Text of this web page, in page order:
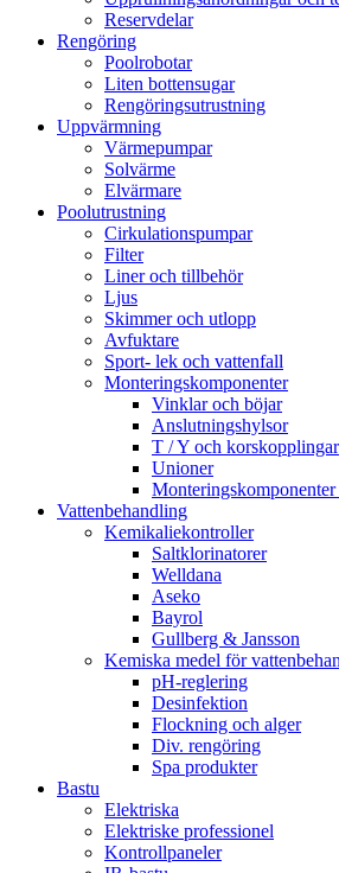
Reservdelar
Rengöring
Poolrobotar
Liten bottensugar
Rengöringsutrustning
Uppvärmning
Värmepumpar
Solvärme
Elvärmare
Poolutrustning
Cirkulationspumpar
Filter
Liner och tillbehör
Ljus
Skimmer och utlopp
Avfuktare
Sport- lek och vattenfall
Monteringskomponenter
Vinklar och böjar
Anslutningshylsor
T / Y och korskopplingar
Unioner
Vattenbehandling
Kemikaliekontroller
Saltklorinatorer
Welldana
Aseko
Bayrol
Gullberg & Jansson
Kemiska medel för
pH-reglering
Desinfektion
Flockning och alger
Div. rengöring
Spa produkter
Bastu
Elektriska
Elektriske professionel
Kontrollpaneler